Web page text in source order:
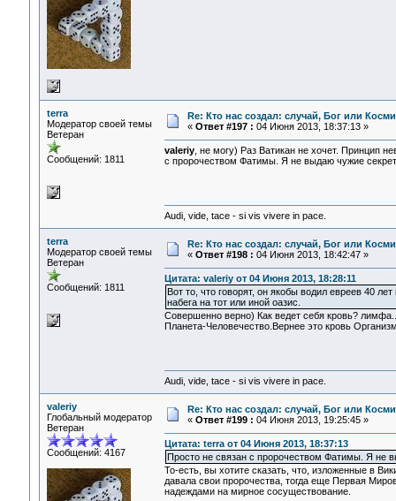
terra
Модератор своей темы
Ветеран
Сообщений: 1811
Re: Кто нас создал: случай, Бог или
« Ответ #197 : 04 Июня 2013, 18:37:13 »
valeriy, не могу) Раз Ватикан не хочет. Принцип
с пророчеством Фатимы. Я не выдаю чужие
Audi, vide, tace - si vis vivere in pace.
terra
Модератор своей темы
Ветеран
Сообщений: 1811
Re: Кто нас создал: случай, Бог или
« Ответ #198 : 04 Июня 2013, 18:42:47 »
Цитата: valeriy от 04 Июня 2013, 18:28:11
Вот то, что говорят, он якобы водил евреев 40
набега на тот или иной оазис.
Совершенно верно) Как ведет себя кровь?
Планета-Человечество.Вернее это кровь
Audi, vide, tace - si vis vivere in pace.
valeriy
Глобальный модератор
Ветеран
Сообщений: 4167
Re: Кто нас создал: случай, Бог или
« Ответ #199 : 04 Июня 2013, 19:25:45 »
Цитата: terra от 04 Июня 2013, 18:37:13
Просто не связан с пророчеством Фатимы. Я не
То-есть, вы хотите сказать, что, изложенные в
давала свои пророчества, тогда еще Первая
надеждами на мирное сосуществование.